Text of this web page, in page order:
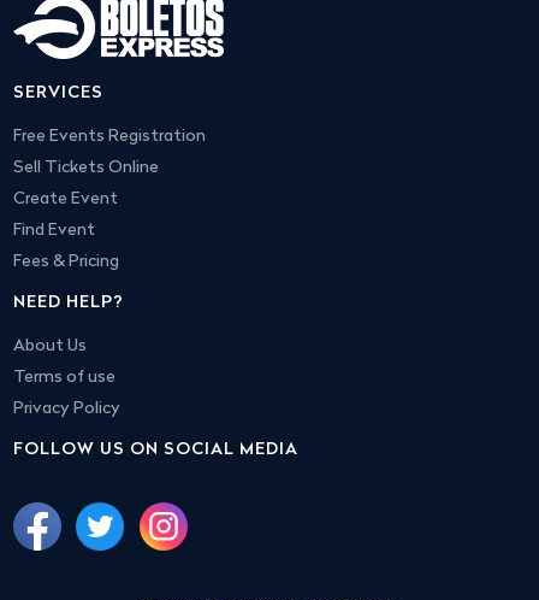
SERVICES
Free Events Registration
Sell Tickets Online
Create Event
Find Event
Fees & Pricing
NEED HELP?
About Us
Terms of use
Privacy Policy
FOLLOW US ON SOCIAL MEDIA